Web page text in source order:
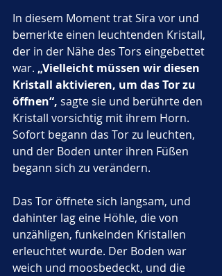
In diesem Moment trat Sira vor und
bemerkte einen leuchtenden Kristall,
der in der Nähe des Tors eingebettet
war. „Vielleicht müssen wir diesen
Kristall aktivieren, um das Tor zu
öffnen“, sagte sie und berührte den
Kristall vorsichtig mit ihrem Horn.
Sofort begann das Tor zu leuchten,
und der Boden unter ihren Füßen
begann sich zu verändern.
Das Tor öffnete sich langsam, und
dahinter lag eine Höhle, die von
unzähligen, funkelnden Kristallen
erleuchtet wurde. Der Boden war
weich und moosbedeckt, und die